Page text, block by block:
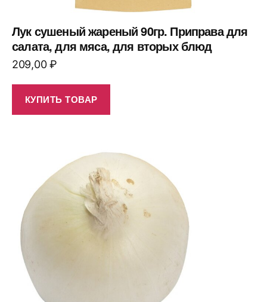
Лук сушеный жареный 90гр. Приправа для
салата, для мяса, для вторых блюд
209,00₽
КУПИТЬ ТОВАР